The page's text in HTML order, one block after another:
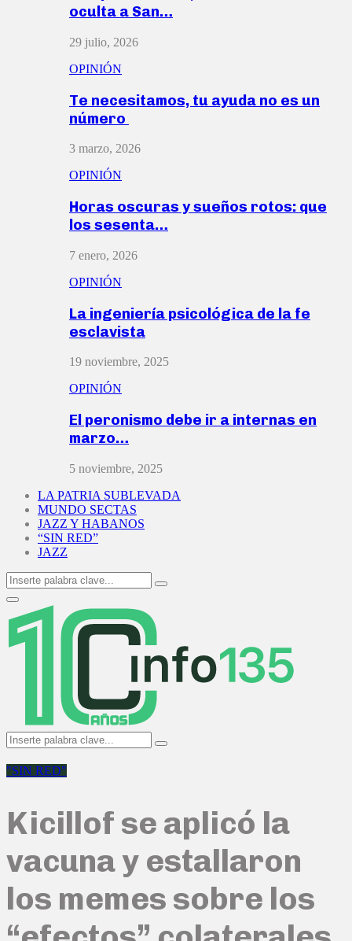
oculta a San…
29 julio, 2026
OPINIÓN
Te necesitamos, tu ayuda no es un
número
3 marzo, 2026
OPINIÓN
Horas oscuras y sueños rotos: que
los sesenta…
7 enero, 2026
OPINIÓN
La ingeniería psicológica de la fe
esclavista
19 noviembre, 2025
OPINIÓN
El peronismo debe ir a internas en
marzo…
5 noviembre, 2025
LA PATRIA SUBLEVADA
MUNDO SECTAS
JAZZ Y HABANOS
“SIN RED”
JAZZ
Search
for:
Search
Primary
Menu
Search
for:
Search
"SIN RED"
Kicillof se aplicó la
vacuna y estallaron
los memes sobre los